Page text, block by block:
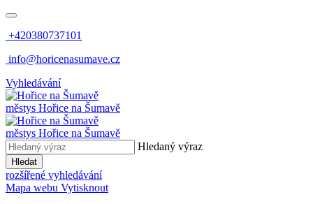
+420380737101
info@horicenasumave.cz
Vyhledávání
městys Hořice na Šumavě
městys Hořice na Šumavě
Hledaný výraz
Hledat
rozšířené vyhledávání
Mapa webu Vytisknout